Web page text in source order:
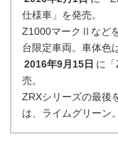
仕様車」を発売。
Z1000マークⅡなど
台限定車両。車体色
2016年9月15日 に
売。
ZRXシリーズの最後
は、ライムグリーン。